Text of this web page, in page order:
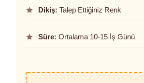
Dikiş: Talep Ettiğiniz Renk
Süre: Ortalama 10-15 İş Günü